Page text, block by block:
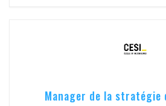
Manager de la